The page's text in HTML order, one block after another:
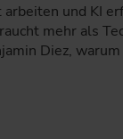
und KI
mehr als
Diez,